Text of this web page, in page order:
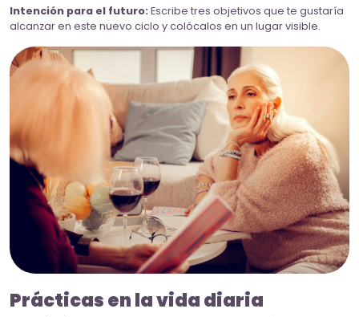
Intención para el futuro: Escribe tres objetivos que te gustaría
alcanzar en este nuevo ciclo y colócalos en un lugar visible.
Prácticas en la vida diaria